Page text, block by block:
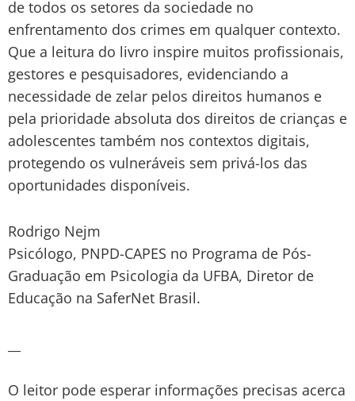
de todos os setores da sociedade no
enfrentamento dos crimes em qualquer contexto.
Que a leitura do livro inspire muitos profissionais,
gestores e pesquisadores, evidenciando a
necessidade de zelar pelos direitos humanos e
pela prioridade absoluta dos direitos de crianças e
adolescentes também nos contextos digitais,
protegendo os vulneráveis sem privá-los das
oportunidades disponíveis.
Rodrigo Nejm
Psicólogo, PNPD-CAPES no Programa de Pós-
Graduação em Psicologia da UFBA, Diretor de
Educação na SaferNet Brasil.
O leitor pode esperar informações precisas acerca